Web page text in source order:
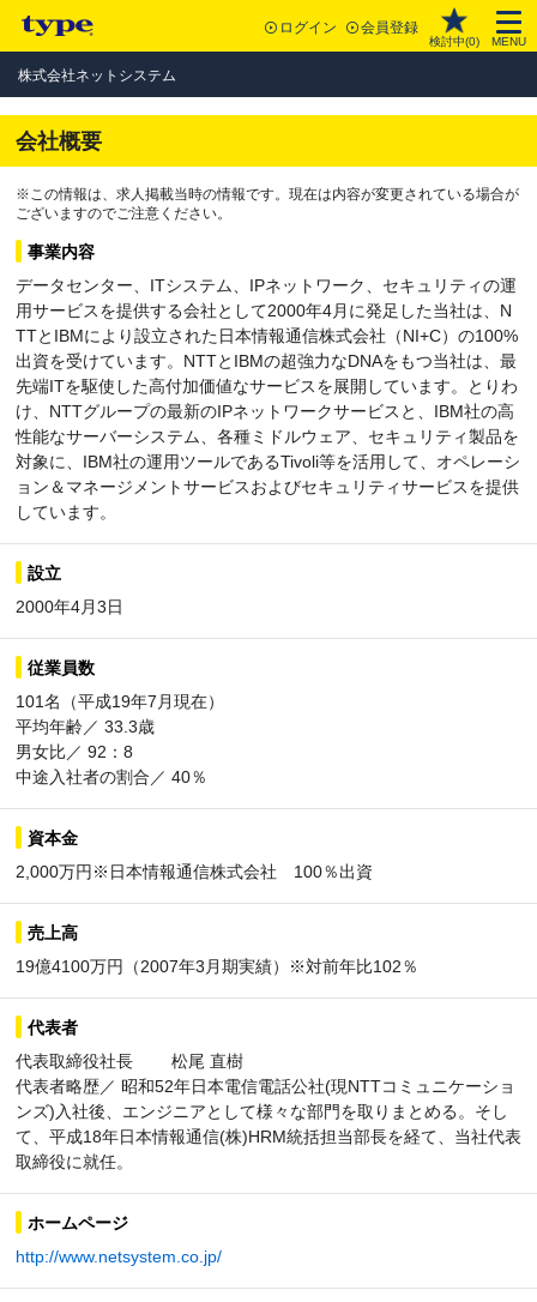
ログイン 会員登録
検討中(0) MENU
株式会社ネットシステム
会社概要
※この情報は、求人掲載当時の情報です。現在は内容が変更されている場合が
ございますのでご注意ください。
事業内容
データセンター、ITシステム、IPネットワーク、セキュリティの運
用サービスを提供する会社として2000年4月に発足した当社は、N
TTとIBMにより設立された日本情報通信株式会社（NI+C）の100%
出資を受けています。NTTとIBMの超強力なDNAをもつ当社は、最
先端ITを駆使した高付加価値なサービスを展開しています。とりわ
け、NTTグループの最新のIPネットワークサービスと、IBM社の高
性能なサーバーシステム、各種ミドルウェア、セキュリティ製品を
対象に、IBM社の運用ツールであるTivoli等を活用して、オペレーシ
ョン＆マネージメントサービスおよびセキュリティサービスを提供
しています。
設立
2000年4月3日
従業員数
101名（平成19年7月現在）
平均年齢／ 33.3歳
男女比／ 92：8
中途入社者の割合／ 40％
資本金
2,000万円※日本情報通信株式会社 100％出資
売上高
19億4100万円（2007年3月期実績）※対前年比102％
代表者
代表取締役社長 松尾 直樹
代表者略歴／ 昭和52年日本電信電話公社(現NTTコミュニケーショ
ンズ)入社後、エンジニアとして様々な部門を取りまとめる。そし
て、平成18年日本情報通信(株)HRM統括担当部長を経て、当社代表
取締役に就任。
ホームページ
http://www.netsystem.co.jp/